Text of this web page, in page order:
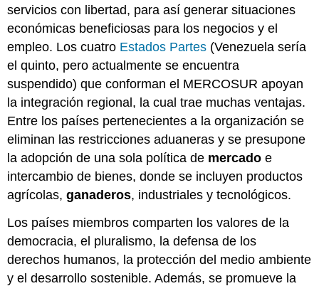
servicios con libertad, para así generar situaciones
económicas beneficiosas para los negocios y el
empleo. Los cuatro Estados Partes (Venezuela sería
el quinto, pero actualmente se encuentra
suspendido) que conforman el MERCOSUR apoyan
la integración regional, la cual trae muchas ventajas.
Entre los países pertenecientes a la organización se
eliminan las restricciones aduaneras y se presupone
la adopción de una sola política de mercado e
intercambio de bienes, donde se incluyen productos
agrícolas,ganaderos, industriales y tecnológicos.
Los países miembros comparten los valores de la
democracia, el pluralismo, la defensa de los
derechos humanos, la protección del medio ambiente
y el desarrollo sostenible. Además, se promueve la